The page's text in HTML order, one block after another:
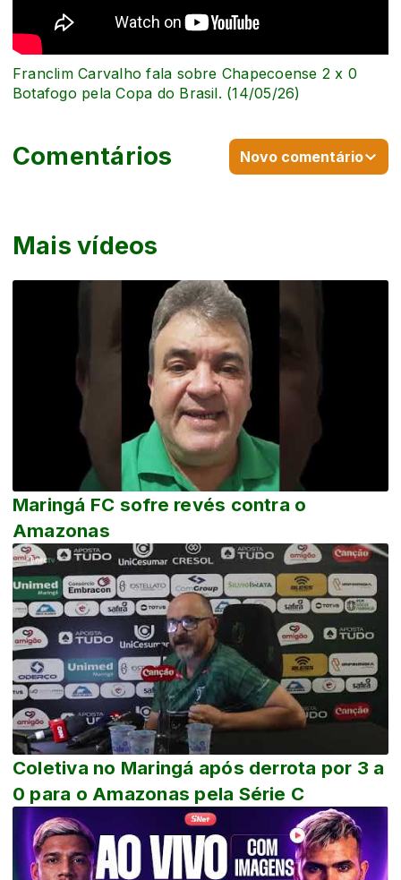
Mais vídeos
Maringá FC sofre revés contra o
Amazonas
Coletiva no Maringá após derrota por 3 a
0 para o Amazonas pela Série C
Franclim Carvalho fala sobre Chapecoense 2 x 0
Botafogo pela Copa do Brasil. (14/05/26)
Comentários Novo comentário